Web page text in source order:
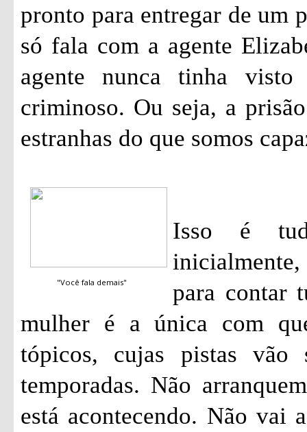
pronto para entregar de um
só fala com a agente
agente nunca tinha
criminoso. Ou seja, a
estranhas do que somos
"Você fala demais"
Isso é
para contar
mulher é a única com
tópicos, cujas pistas vão
temporadas. Não
está acontecendo. Não vai